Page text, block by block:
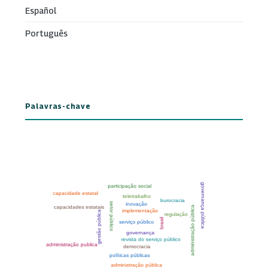
Español
Português
Palavras-chave